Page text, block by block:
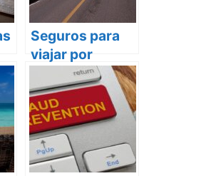
Seguros para
viajar por
carretera en
México